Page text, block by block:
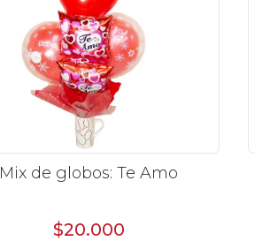
Mix de globos: Te Amo
$20.000